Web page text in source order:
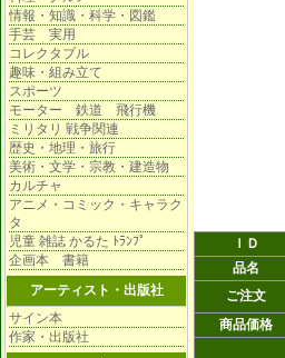
情報・知識・科学・図鑑
手芸 実用
コレクタブル
趣味・組み立て
スポーツ
モーター 鉄道 飛行機
ミリタリ 戦争関連
歴史・地理・旅行
美術・文学・宗教・建造物
カルチャ
アニメ・コミック・キャラク
タ
児童 雑誌 かるた ﾄﾗﾝﾌﾟ
企画本 書籍
アーティスト・出版社
サイン本
作家・出版社
ＩＤ
品名
ご注文
商品価格